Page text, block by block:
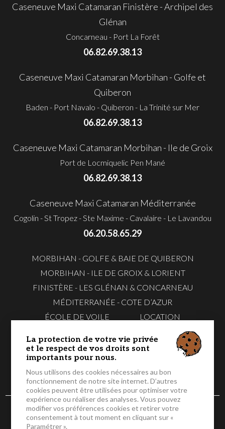
Caseneuve Maxi Catamaran Finistère - Archipel des
Glénan
Concarneau - Port La Forêt
06.82.69.38.13
Caseneuve Maxi Catamaran Morbihan - Golfe et
Quiberon
Baden - Port Navalo - Quiberon - La Trinité sur Mer
06.82.69.38.13
Caseneuve Maxi Catamaran Morbihan - Ile de Groix
Port de Locmiquelic Pen Mané
06.82.69.38.13
Caseneuve Maxi Catamaran Méditerranée
Cogolin - St Tropez - Ste Maxime - Cavalaire - Le Lavandou
06.20.58.65.29
MORBIHAN - GOLFE & BAIE DE QUIBERON
MORBIHAN - ILE DE GROIX & LORIENT
FINISTÈRE - LES GLÉNAN & CONCARNEAU
MÉDITERRANÉE - COTE D’AZUR
ÉCOLE DE VOILE
LOCATION
TÉLÉCHARGER NOS FLYERS
CONTACTEZ-
NOUS
RÉSERVER EN
© 2026 Caseneuve Maxi Catamaran - Tous droits réservés -
Mentions légales -CGV-Gestion des cookies
La protection de votre vie privée
et le respect de vos droits sont
importants pour nous.
Nous utilisons des cookies nécessaires au bon
fonctionnement de notre site internet. D’autres
cookies peuvent être utilisées pour optimiser votre
expérience ou réaliser des analyses. Vous pouvez
modifier vos préférences cookies et retirer votre
consentement à tout moment en cliquant sur «
Paramétrer ».